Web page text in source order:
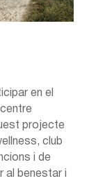
en el
projecte
club
i de
al benestar i